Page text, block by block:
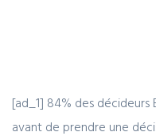
[ad_1] 84% des décideurs
avant de prendre une